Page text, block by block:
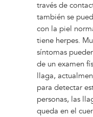
través de
también se
con la piel
tiene herpes.
síntomas
de un examen
llaga,
para detectar
personas, las
queda en el